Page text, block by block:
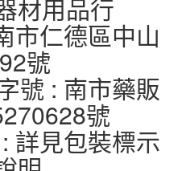
材用品行
市仁德區中山
號
號 : 南市藥販
號
詳見包裝標示